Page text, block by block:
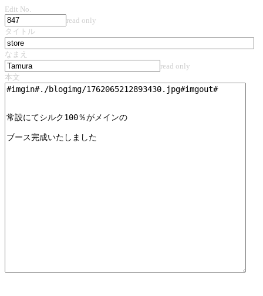
Edit No.
read only
タイトル
なまえ
read only
本文